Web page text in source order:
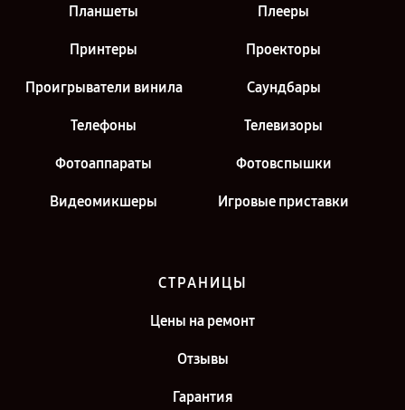
Планшеты Плееры
Принтеры Проекторы
Проигрыватели винила Саундбары
Телефоны Телевизоры
Фотоаппараты Фотовспышки
Видеомикшеры Игровые приставки
СТРАНИЦЫ
Цены на ремонт
Отзывы
Гарантия